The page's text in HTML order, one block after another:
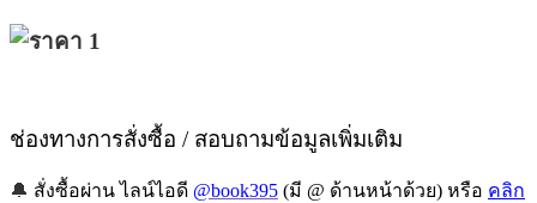
ช่องทางการสั่งซื้อ / สอบถามข้อมูลเพิ่มเติม
🔔 สั่งซื้อผ่าน ไลน์ไอดี @book395 (มี @ ด้านหน้าด้วย) หรือ คลิก